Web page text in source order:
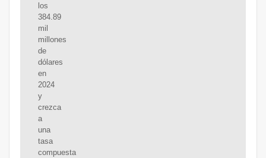
los
384.89
mil
millones
de
dólares
en
2024
y
crezca
a
una
tasa
compuesta